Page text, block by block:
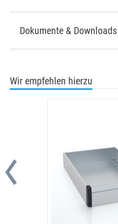
Dokumente & Downloads
Wir empfehlen hierzu